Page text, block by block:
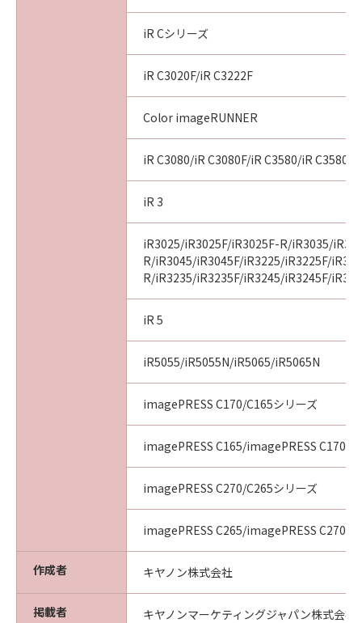
iR Cシリーズ
iR C3020F/iR C3222F
Color imageRUNNER
iR C3080/iR C3080F/iR C3580/iR C3580F
iR 3
iR3025/iR3025F/iR3025F-R/iR3035/
R/iR3045/iR3045F/iR3225/iR3225F/
R/iR3235/iR3235F/iR3245/iR3245F/
iR 5
iR5055/iR5055N/iR5065/iR5065N
imagePRESS C170/C165シリーズ
imagePRESS C165/imagePRESS C170
imagePRESS C270/C265シリーズ
imagePRESS C265/imagePRESS C270
作成者 キヤノン株式会社
掲載者 キヤノンマーケティングジャパン株式会社